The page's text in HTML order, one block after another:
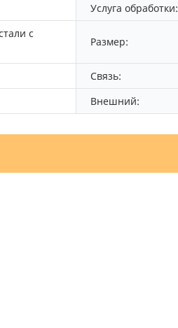
Услуга обработки:
с
Размер:
Связь:
Внешний: